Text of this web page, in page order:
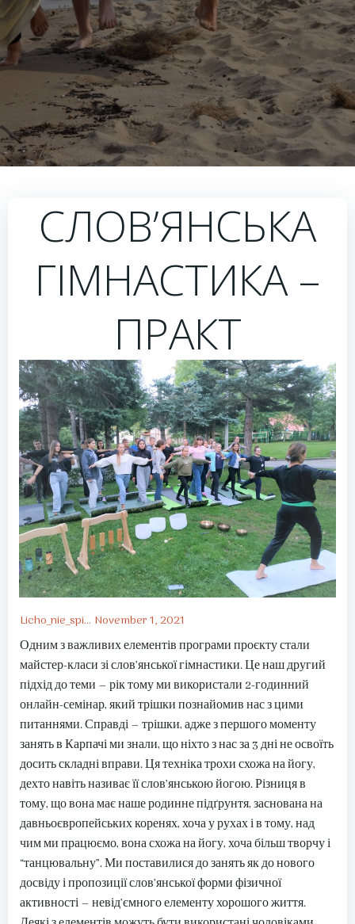
СЛОВ’ЯНСЬКА
ГІМНАСТИКА –
ПРАКТ
Licho_nie_spi... November 1, 2021
Одним з важливих елементів програми проєкту стали
майстер-класи зі слов’янської гімнастики. Це наш другий
підхід до теми – рік тому ми використали 2-годинний
онлайн-семінар, який трішки познайомив нас з цими
питаннями. Справді – трішки, адже з першого моменту
занять в Карпачі ми знали, що ніхто з нас за 3 дні не освоїть
досить складні вправи. Ця техніка трохи схожа на йогу,
дехто навіть називає її слов’янською йогою. Різниця в
тому, що вона має наше родинне підґрунтя, заснована на
давньоєвропейських коренях, хоча у рухах і в тому, над
чим ми працюємо, вона схожа на йогу, хоча більш творчу і
“танцювальну”. Ми поставилися до занять як до нового
досвіду і пропозиції слов’янської форми фізичної
активності – невід’ємного елементу хорошого життя.